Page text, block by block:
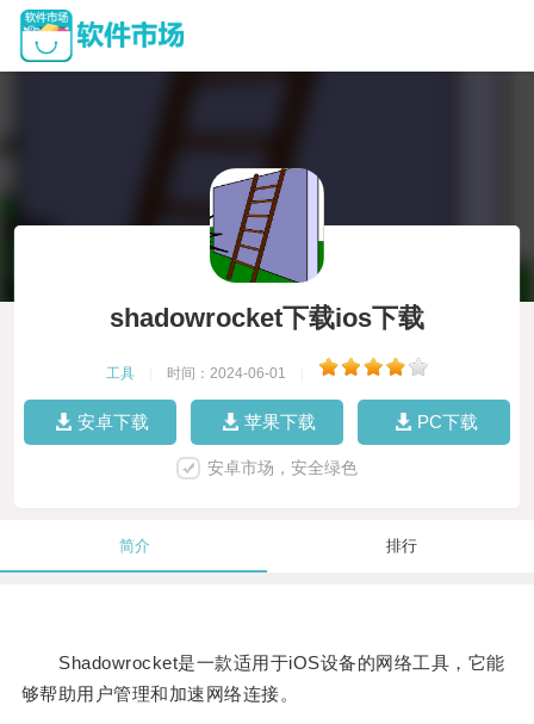
shadowrocket下载ios下载
工具 时间：2024-06-01
安卓下载 苹果下载 PC下载
安卓市场，安全绿色
简介 排行
Shadowrocket是一款适用于iOS设备的网络工具，它能
够帮助用户管理和加速网络连接。